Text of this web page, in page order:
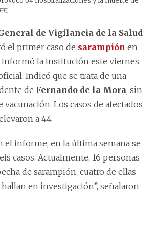
de Vigilancia de la Salud
el primer caso de sarampión en
informó la institución este viernes
Indicó que se trata de una
de Fernando de la Mora, sin
vacunación. Los casos de afectados
a 44.
el informe, en la última semana se
casos. Actualmente, 16 personas
de sarampión, cuatro de ellas
hallan en investigación”, señalaron